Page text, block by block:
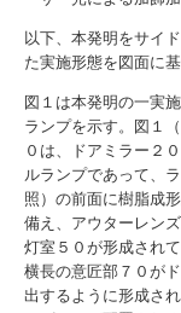
以下、本発明をサイ
た実施形態を図面に
図１は本発明の一実
ランプを示す。図１
０は、ドアミラー２
ルランプであって、
照）の前面に樹脂成
備え、アウターレン
灯室５０が形成され
横長の意匠部７０が
出するように形成さ